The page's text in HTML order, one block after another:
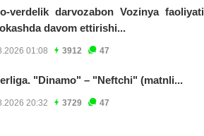
verdelik darvozabon Vozinya
davom ettirishi...
01:08 3912 47
"Dinamo" – "Neftchi" (matnli...
20:32 3729 47